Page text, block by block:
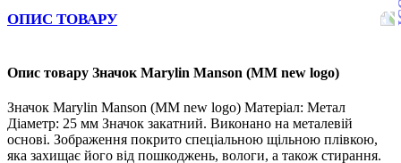
ОПИС ТОВАРУ
Опис товару Значок Marylin Manson (MM new logo)
Значок Marylin Manson (MM new logo) Матеріал: Метал
Діаметр: 25 мм Значок закатний. Виконано на металевій
основі. Зображення покрито спеціальною щільною плівкою,
яка захищає його від пошкоджень, вологи, а також стирання.